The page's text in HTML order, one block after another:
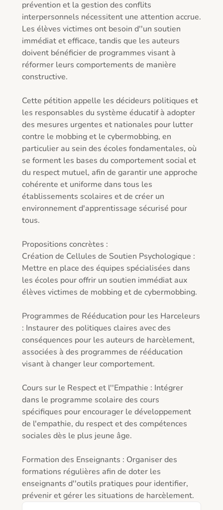
prévention et la gestion des conflits
interpersonnels nécessitent une attention accrue.
Les élèves victimes ont besoin d''un soutien
immédiat et efficace, tandis que les auteurs
doivent bénéficier de programmes visant à
réformer leurs comportements de manière
constructive.
Cette pétition appelle les décideurs politiques et
les responsables du système éducatif à adopter
des mesures urgentes et nationales pour lutter
contre le mobbing et le cybermobbing, en
particulier au sein des écoles fondamentales, où
se forment les bases du comportement social et
du respect mutuel, afin de garantir une approche
cohérente et uniforme dans tous les
établissements scolaires et de créer un
environnement d'apprentissage sécurisé pour
tous.
Propositions concrètes :
Création de Cellules de Soutien Psychologique :
Mettre en place des équipes spécialisées dans
les écoles pour offrir un soutien immédiat aux
élèves victimes de mobbing et de cybermobbing.
Programmes de Rééducation pour les Harceleurs
: Instaurer des politiques claires avec des
conséquences pour les auteurs de harcèlement,
associées à des programmes de rééducation
visant à changer leur comportement.
Cours sur le Respect et l''Empathie : Intégrer
dans le programme scolaire des cours
spécifiques pour encourager le développement
de l'empathie, du respect et des compétences
sociales dès le plus jeune âge.
Formation des Enseignants : Organiser des
formations régulières afin de doter les
enseignants d''outils pratiques pour identifier,